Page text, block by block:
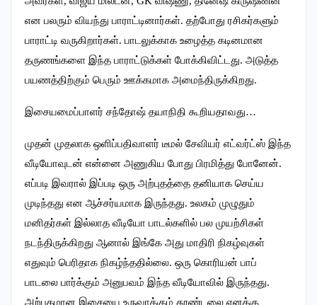
என பலரும் வியந்து பாராட்டினார்கள். தற்போது ரசிகர்களும்
பாராட்டி வருகிறார்கள். பாடலுக்காக உழைத்த கடினமான
தருணங்களை இந்த பாராட்டுக்கள் போக்கிவிட்டது. அடுத்த
பயணத்திற்கும் பெரும் ஊக்கமாக அமைந்திருக்கிறது.
இசையமைப்பாளர் சந்தோஷ் தயாநிதி கூறியதாவது…
முதன் முதலாக ஒளிப்பதிவாளர் டீமல் சேவியர் எட்வர்ட்ஸ் இந்த
வீடியோவுடன் என்னை அணுகிய போது பிரமித்து போனேன்.
எப்படி இவரால் இப்படி ஒரு அற்புதத்தை தனியாக செய்ய
முடிந்தது என ஆச்சர்யமாக இருந்தது. உலகம் முழுதும்
மனிதர்கள் இல்லாத வீடியோ பாடல்களில் பல முயற்சிகள்
நடந்திருக்கிறது ஆனால் இங்கே அது மாதிரி நிகழ்வுகள்
எதுவும் பெரிதாக நிகழ்ந்ததில்லை. ஒரு கொரியன் பாப்
பாடலை பார்க்கும் அனுபவம் இந்த வீடியோவில் இருந்தது.
அற்புதமான இசையை உருவாக்கும் தூண்டலை எனக்கு